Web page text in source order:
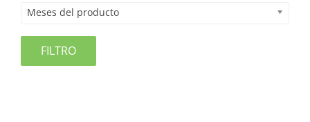
Meses del producto
FILTRO